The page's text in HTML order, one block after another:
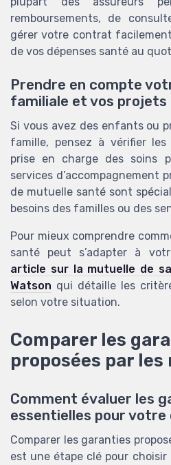
remboursements, de
gérer votre contrat
de vos dépenses santé au
Prendre en compte
familiale et vos projets
Si vous avez des enfants ou
famille, pensez à vérifier
prise en charge des soins
services d’accompagnement
de mutuelle santé sont
besoins des familles ou des
Pour mieux comprendre
santé peut s’adapter à
article sur la mutuelle de
Watson qui détaille les
selon votre situation.
Comparer les
proposées par
Comment évaluer les
essentielles pour
Comparer les garanties
est une étape clé pour